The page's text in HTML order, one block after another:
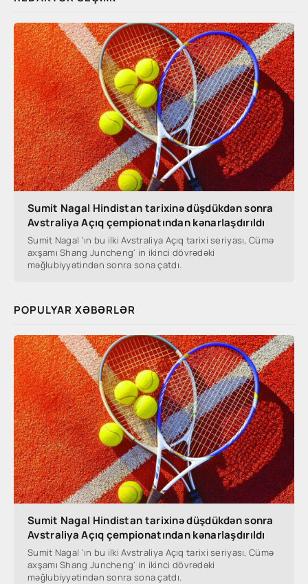
Sumit Nagal Hindistan tarixinə düşdükdən sonra
Avstraliya Açıq çempionatından kənarlaşdırıldı
Sumit Nagal 'ın bu ilki Avstraliya Açıq tarixi seriyası, Cümə
axşamı Shang Juncheng' in ikinci dövrədəki
məğlubiyyətindən sonra sona çatdı.
POPULYAR XƏBƏRLƏR
Sumit Nagal Hindistan tarixinə düşdükdən sonra
Avstraliya Açıq çempionatından kənarlaşdırıldı
Sumit Nagal 'ın bu ilki Avstraliya Açıq tarixi seriyası, Cümə
axşamı Shang Juncheng' in ikinci dövrədəki
məğlubiyyətindən sonra sona çatdı.